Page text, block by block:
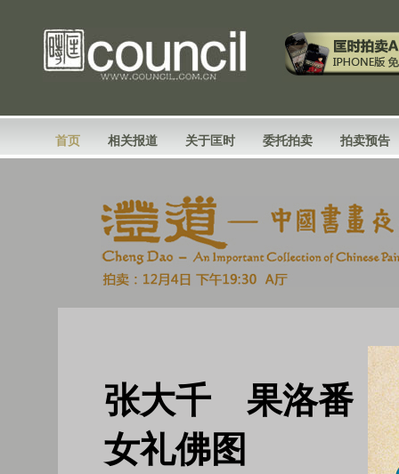
首页 相关报道 关于匡时 委托拍卖 拍卖预告
张大千 果洛番
女礼佛图